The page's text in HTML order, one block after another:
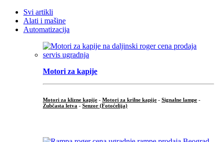
Svi artikli
Alati i mašine
Automatizacija
Motori za kapije
Motori za klizne kapije - Motori za krilne kapije - Signalne lampe -
Zubčasta letva - Senzor (Fotoćelija)